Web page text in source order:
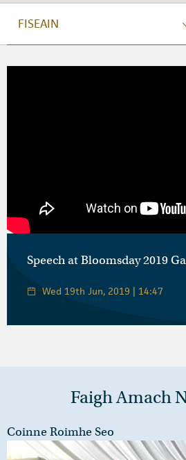
FISEAIN
Speech at Bloomsday 2019
Wed 19th Jun, 2019 | 14:47
Faigh Amach
Coinne Roimhe Seo